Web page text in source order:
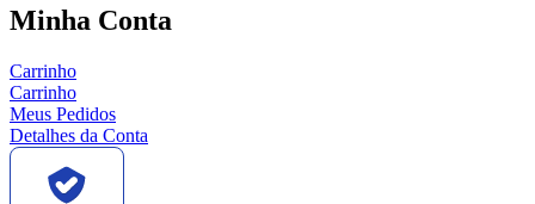
Minha Conta
Carrinho
Carrinho
Meus Pedidos
Detalhes da Conta